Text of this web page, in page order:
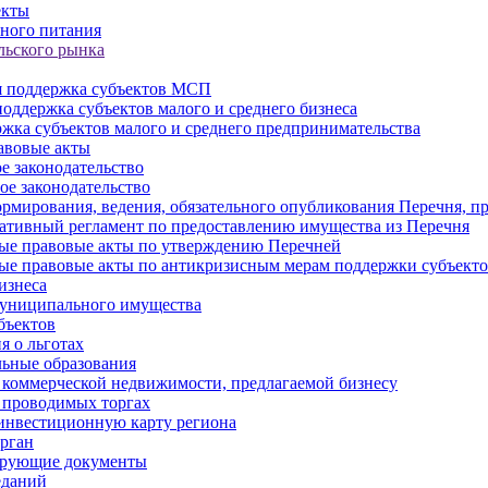
питания
рынка
субъектов МСП
субъектов малого и среднего бизнеса
субъектов малого и среднего предпринимательства
акты
законодательство
законодательство
ведения, обязательного опубликования Перечня,
регламент по предоставлению имущества из Перечня
правовые акты по утверждению Перечней
правовые акты по антикризисным мерам поддержки
имущества
о льготах
образования
недвижимости, предлагаемой бизнесу
торгах
карту региона
документы